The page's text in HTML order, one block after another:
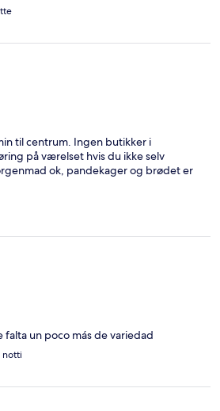
til centrum. Ingen butikker i
på værelset hvis du ikke selv
ok, pandekager og brødet er
un poco más de variedad
notti